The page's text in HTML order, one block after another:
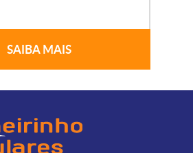
SAIBA MAIS